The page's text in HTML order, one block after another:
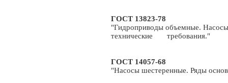
ГОСТ 13823-78
"Гидроприводы объемные.
технические требования."
ГОСТ 14057-68
"Насосы шестеренные. Ряды